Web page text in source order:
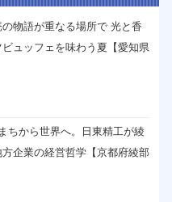
物語が重なる場所で 光と香
ビュッフェを味わう夏【愛知県
ちから世界へ。日東精工が綾
企業の経営哲学【京都府綾部